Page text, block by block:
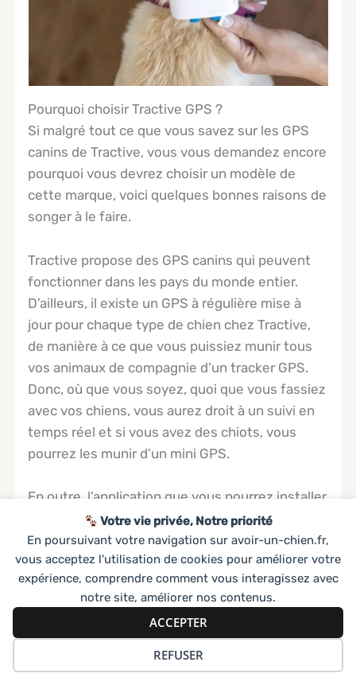
Votre vie privée, Notre priorité
En poursuivant votre navigation sur avoir-un-chien.fr,
vous acceptez l'utilisation de cookies pour améliorer votre
expérience, comprendre comment vous interagissez avec
notre site, améliorer nos contenus.
ACCEPTER
REFUSER
​Pourquoi choisir Tractive GPS ?
Si malgré tout ce que vous savez sur les GPS
canins de Tractive, vous vous demandez encore
pourquoi vous devrez choisir un modèle de
cette marque, voici quelques bonnes raisons de
songer à le faire.
Tractive propose des GPS canins qui peuvent
fonctionner dans les pays du monde entier.
D’ailleurs, il existe un GPS à régulière mise à
jour pour chaque type de chien chez Tractive,
de manière à ce que vous puissiez munir tous
vos animaux de compagnie d’un tracker GPS.
Donc, où que vous soyez, quoi que vous fassiez
avec vos chiens, vous aurez droit à un suivi en
temps réel et si vous avez des chiots, vous
pourrez les munir d’un mini GPS.
En outre, l’application que vous pourrez installer
sur votre smartphone vous permettra de
contrôler votre animal sans qu’il y ait une
attache. Avec le système de clôture virtuelle,
vous serez averti dès que votre animal
s’aventurera loin des clôtures établies. Il vous
faudra tout simplement vous assurer que vous
toutes les options offertes par les GPS de